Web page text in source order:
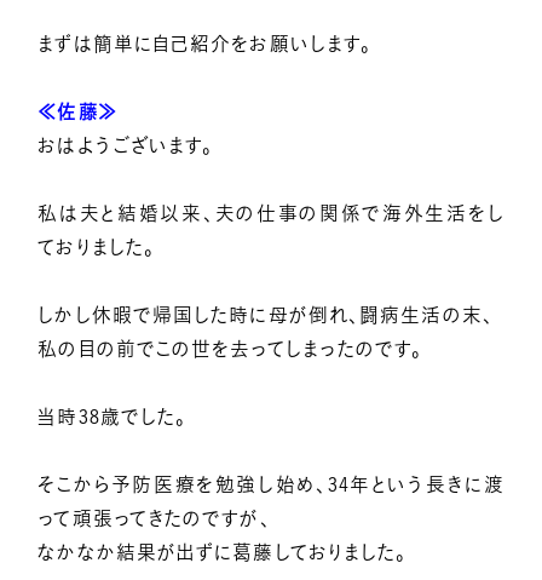
まずは簡単に自己紹介をお願いします。
≪佐藤≫
おはようございます。
私は夫と結婚以来、夫の仕事の関係で海外生活をし
ておりました。
しかし休暇で帰国した時に母が倒れ、闘病生活の末、
私の目の前でこの世を去ってしまったのです。
当時38歳でした。
そこから予防医療を勉強し始め、34年という長きに渡
って頑張ってきたのですが、
なかなか結果が出ずに葛藤しておりました。